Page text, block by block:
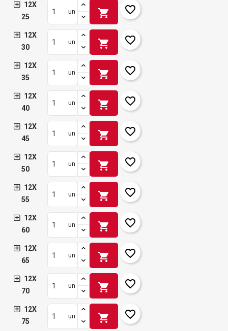
12X
25
un shopping_cart favorite_border
12X
30
un shopping_cart favorite_border
12X
35
un shopping_cart favorite_border
12X
40
un shopping_cart favorite_border
12X
45
un shopping_cart favorite_border
12X
50
un shopping_cart favorite_border
12X
55
un shopping_cart favorite_border
12X
60
un shopping_cart favorite_border
12X
65
un shopping_cart favorite_border
12X
70
un shopping_cart favorite_border
12X
75
un shopping_cart favorite_border